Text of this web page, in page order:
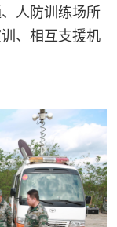
人防训练场所
、相互支援机